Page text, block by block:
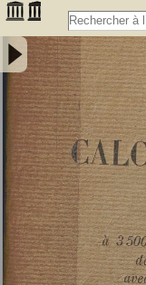
Applications du calcul
géométrie, de
un résumé des
Auteur